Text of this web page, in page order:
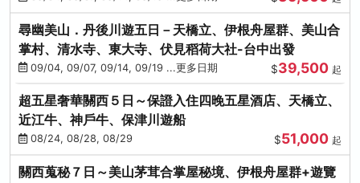
尋幽美山．丹後川遊五日－天橋立、伊根舟屋群、美山合
掌村、清水寺、東大寺、伏見稻荷大社-台中出發
09/04, 09/07, 09/14, 09/19 ...更多日期 $39,500 起
超五星奢華關西５日～保證入住四晚五星酒店、天橋立、
近江牛、神戶牛、保津川遊船
08/24, 08/28, 08/29 $51,000 起
關西蒐秘７日～美山茅茸合掌屋秘境、伊根舟屋群+遊覽